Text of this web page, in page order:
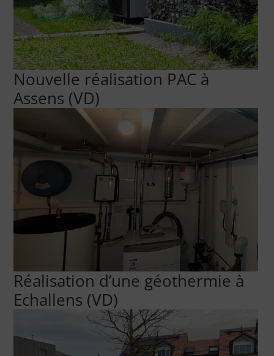
Nouvelle réalisation PAC à
Assens (VD)
Réalisation d’une géothermie à
Echallens (VD)